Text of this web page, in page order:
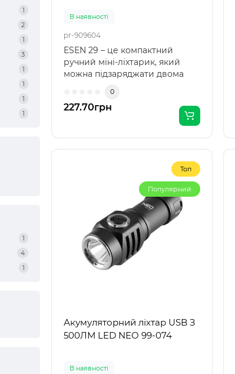
1
2
1
3
1
1
1
1
1
4
1
В наявності
pr-909604
ESEN 29 – це компактний
ручний міні-ліхтарик, який
можна підзаряджати двома
0
227.70грн
Топ
Популярний
Акумуляторний ліхтар USB З
500ЛМ LED NEO 99-074
В наявності